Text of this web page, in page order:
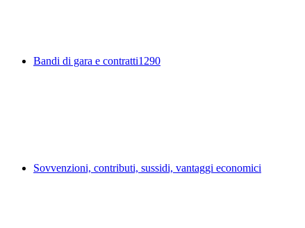
Bandi di gara e contratti1290
Sovvenzioni, contributi, sussidi, vantaggi economici